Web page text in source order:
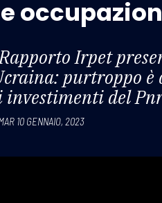
Irpet
purtroppo è
investimenti del
10 GENNAIO, 2023